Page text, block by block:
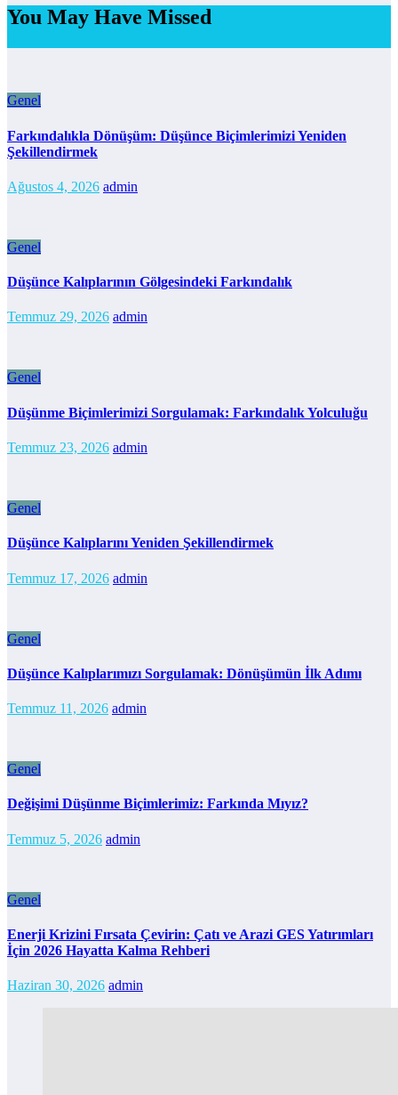
You May Have Missed
Genel
Farkındalıkla Dönüşüm: Düşünce Biçimlerimizi Yeniden
Şekillendirmek
Ağustos 4, 2026 admin
Genel
Düşünce Kalıplarının Gölgesindeki Farkındalık
Temmuz 29, 2026 admin
Genel
Düşünme Biçimlerimizi Sorgulamak: Farkındalık Yolculuğu
Temmuz 23, 2026 admin
Genel
Düşünce Kalıplarını Yeniden Şekillendirmek
Temmuz 17, 2026 admin
Genel
Düşünce Kalıplarımızı Sorgulamak: Dönüşümün İlk Adımı
Temmuz 11, 2026 admin
Genel
Değişimi Düşünme Biçimlerimiz: Farkında Mıyız?
Temmuz 5, 2026 admin
Genel
Enerji Krizini Fırsata Çevirin: Çatı ve Arazi GES Yatırımları
İçin 2026 Hayatta Kalma Rehberi
Haziran 30, 2026 admin